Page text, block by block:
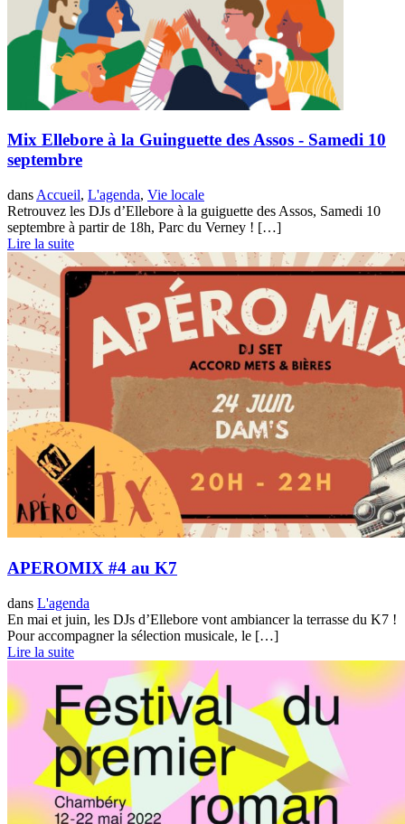
Mix Ellebore à la Guinguette des Assos - Samedi 10
septembre
dans Accueil, L'agenda, Vie locale
Retrouvez les DJs d’Ellebore à la guiguette des Assos, Samedi 10
septembre à partir de 18h, Parc du Verney ! […]
Lire la suite
APEROMIX #4 au K7
dans L'agenda
En mai et juin, les DJs d’Ellebore vont ambiancer la terrasse du K7 !
Pour accompagner la sélection musicale, le […]
Lire la suite